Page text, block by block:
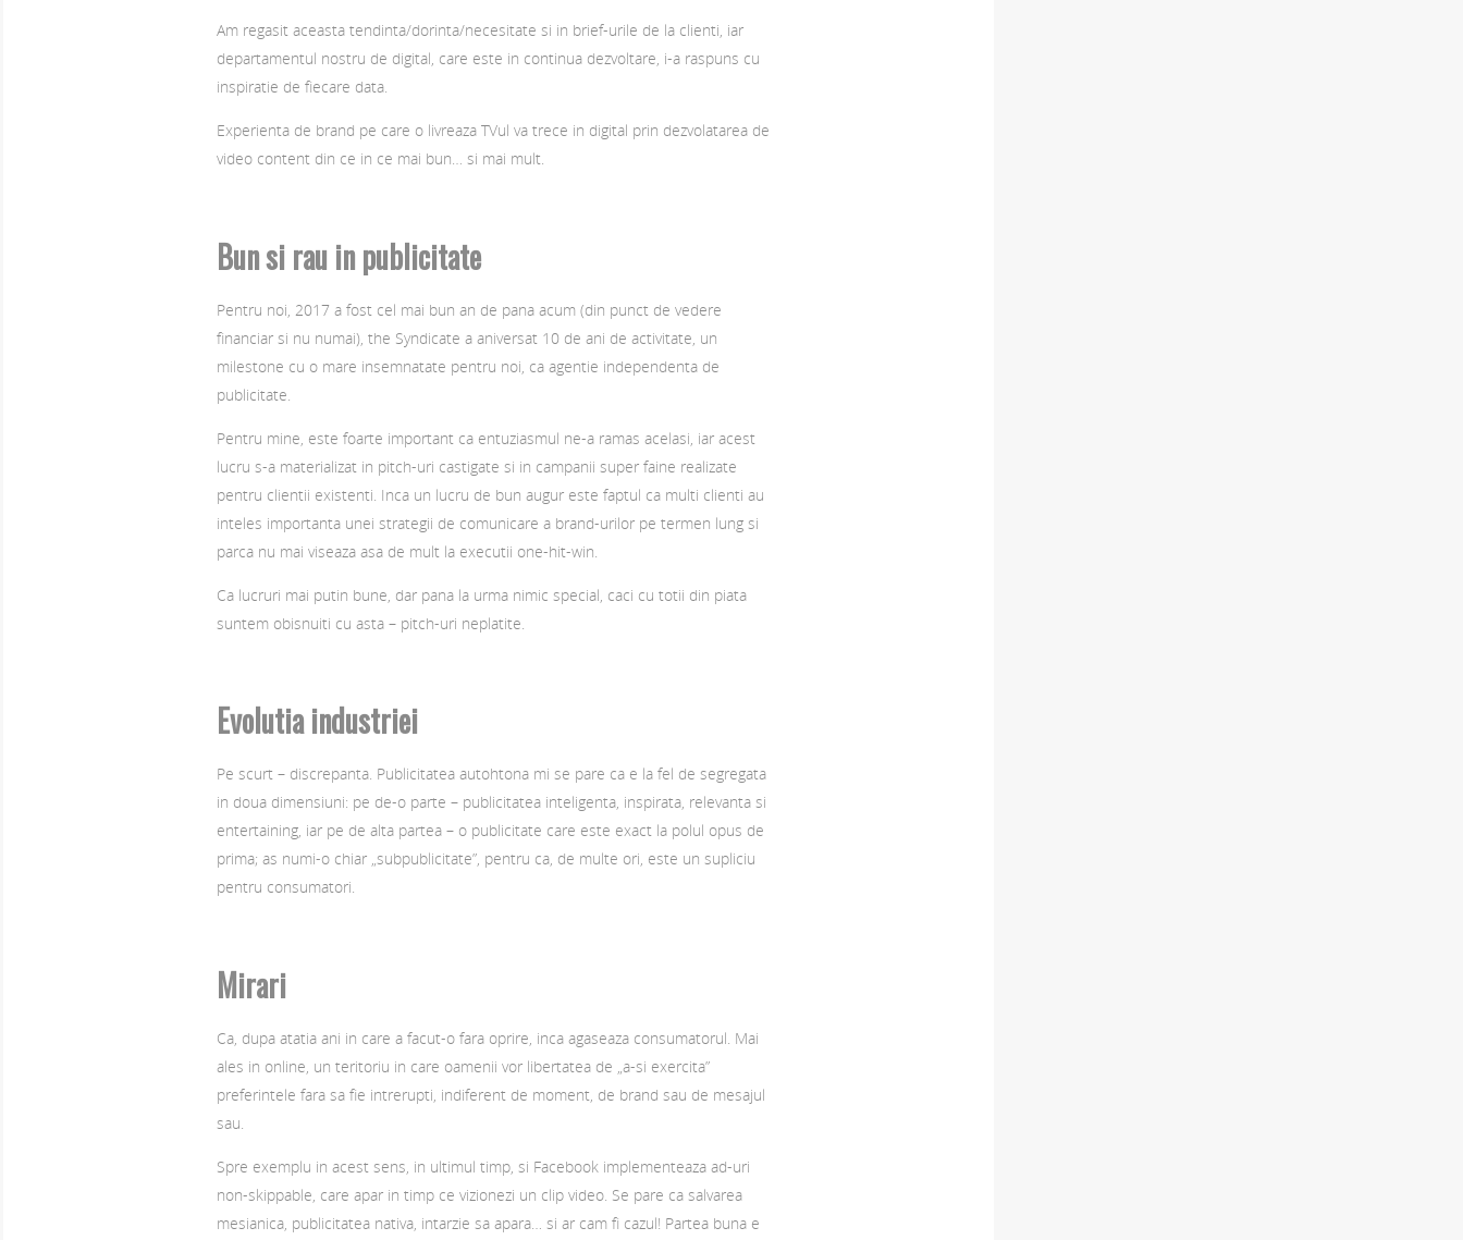
Am regasit aceasta tendinta/dorinta/necesitate si in brief-urile de la clienti, iar
departamentul nostru de digital, care este in continua dezvoltare, i-a raspuns cu
inspiratie de fiecare data.
Experienta de brand pe care o livreaza TVul va trece in digital prin dezvolatarea de
video content din ce in ce mai bun… si mai mult.
Bun si rau in publicitate
Pentru noi, 2017 a fost cel mai bun an de pana acum (din punct de vedere
financiar si nu numai), the Syndicate a aniversat 10 de ani de activitate, un
milestone cu o mare insemnatate pentru noi, ca agentie independenta de
publicitate.
Pentru mine, este foarte important ca entuziasmul ne-a ramas acelasi, iar acest
lucru s-a materializat in pitch-uri castigate si in campanii super faine realizate
pentru clientii existenti. Inca un lucru de bun augur este faptul ca multi clienti au
inteles importanta unei strategii de comunicare a brand-urilor pe termen lung si
parca nu mai viseaza asa de mult la executii one-hit-win.
Ca lucruri mai putin bune, dar pana la urma nimic special, caci cu totii din piata
suntem obisnuiti cu asta – pitch-uri neplatite.
Evolutia industriei
Pe scurt – discrepanta. Publicitatea autohtona mi se pare ca e la fel de segregata
in doua dimensiuni: pe de-o parte – publicitatea inteligenta, inspirata, relevanta si
entertaining, iar pe de alta partea – o publicitate care este exact la polul opus de
prima; as numi-o chiar „subpublicitate”, pentru ca, de multe ori, este un supliciu
pentru consumatori.
Mirari
Ca, dupa atatia ani in care a facut-o fara oprire, inca agaseaza consumatorul. Mai
ales in online, un teritoriu in care oamenii vor libertatea de „a-si exercita”
preferintele fara sa fie intrerupti, indiferent de moment, de brand sau de mesajul
sau.
Spre exemplu in acest sens, in ultimul timp, si Facebook implementeaza ad-uri
non-skippable, care apar in timp ce vizionezi un clip video. Se pare ca salvarea
mesianica, publicitatea nativa, intarzie sa apara… si ar cam fi cazul! Partea buna e